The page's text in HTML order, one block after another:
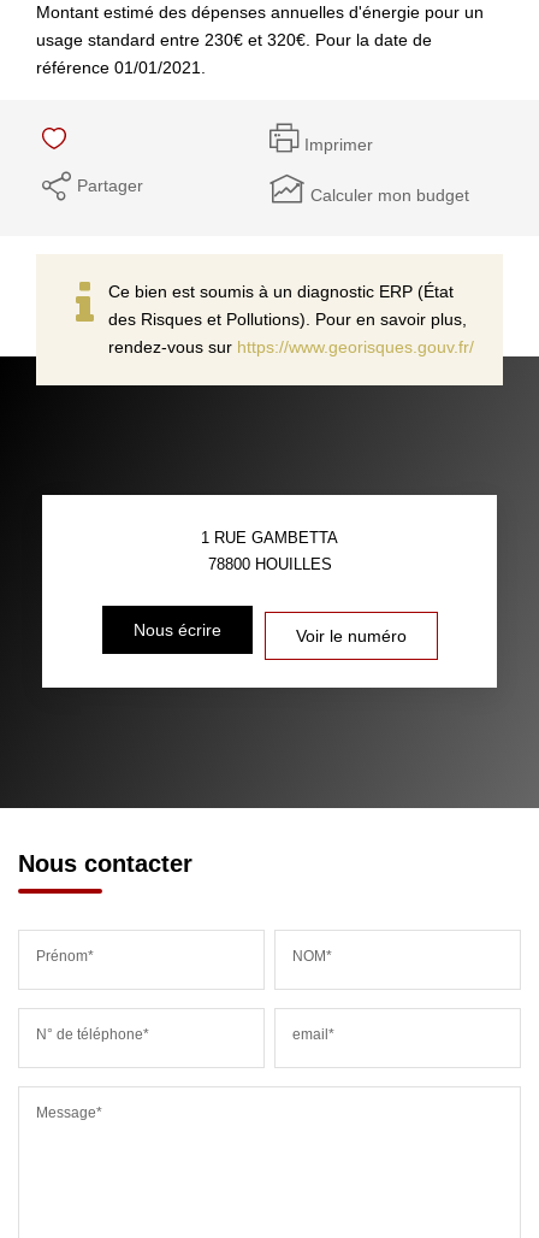
Montant estimé des dépenses annuelles d'énergie pour un
usage standard entre 230€ et 320€. Pour la date de
référence 01/01/2021.
Imprimer
Partager Calculer mon budget
Ce bien est soumis à un diagnostic ERP (État
des Risques et Pollutions). Pour en savoir plus,
rendez-vous sur https://www.georisques.gouv.fr/
1 RUE GAMBETTA
78800 HOUILLES
Nous écrire Voir le numéro
Nous contacter
Prénom* NOM*
N° de téléphone* email*
Message*